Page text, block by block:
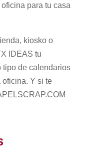
para tu casa
kiosko o
IDEAS tu
tipo de calendarios
Y si te